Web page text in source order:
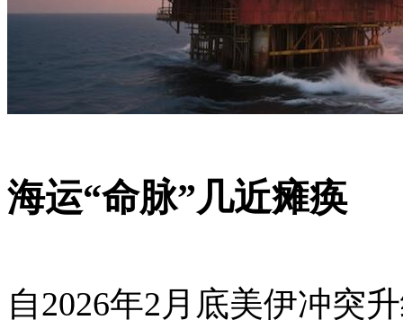
海运“命脉”几近瘫痪
自2026年2月底美伊冲突